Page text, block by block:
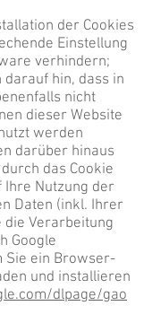
der Cookies
Einstellung
verhindern;
hin, dass in
nicht
dieser Website
werden
darüber hinaus
das Cookie
Ihre Nutzung der
Daten (inkl. Ihrer
die Verarbeitung
Google
Sie ein Browser-
und installieren
dlpage/gao